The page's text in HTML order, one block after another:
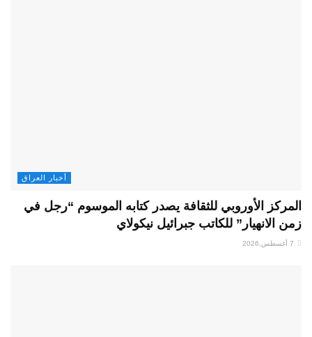
أخبار العراق
المركز الأوروبي للثقافة يصدر كتابه الموسوم “رجل في
زمن الانهيار” للكاتب جبرائيل نيكولاي